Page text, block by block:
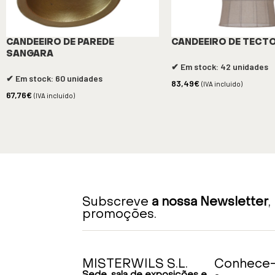
CANDEEIRO DE PAREDE
SANGARA
✔ Em stock: 60 unidades
67,76€ (IVA incluído)
CANDEEIRO DE
✔ Em stock: 42 unidades
83,49€ (IVA incluído)
Subscreve a nossa Newsletter,
promoções.
MISTERWILS S.L.